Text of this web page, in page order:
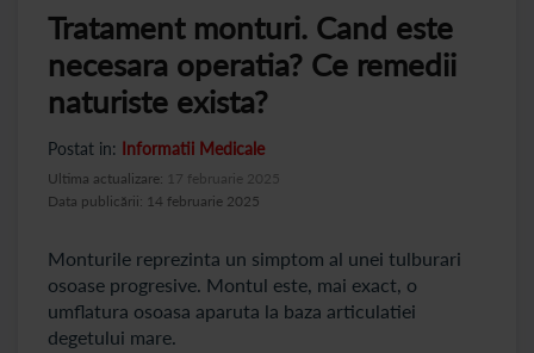
Tratament monturi. Cand este
necesara operatia? Ce remedii
naturiste exista?
Postat in: Informatii Medicale
Data publicării: 14 februarie 2025
Ultima actualizare: 17 februarie 2025
Monturile reprezinta un simptom al unei tulburari
osoase progresive. Montul este, mai exact, o
umflatura osoasa aparuta la baza articulatiei
degetului mare.